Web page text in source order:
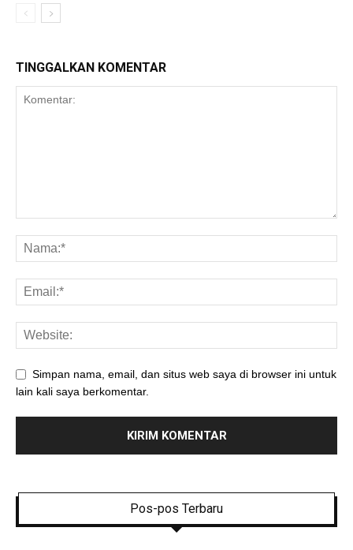
TINGGALKAN KOMENTAR
Simpan nama, email, dan situs web saya di browser ini untuk
lain kali saya berkomentar.
Pos-pos Terbaru